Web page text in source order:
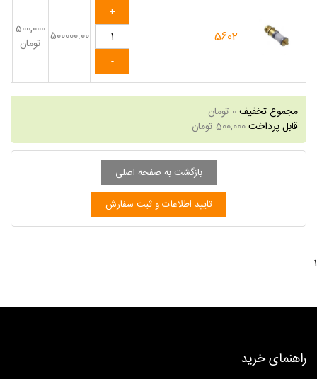
5602
500000.00
500,000
تومان
مجموع تخفیف0 تومان
قابل پرداخت500,000 تومان
1
راهنمای خرید